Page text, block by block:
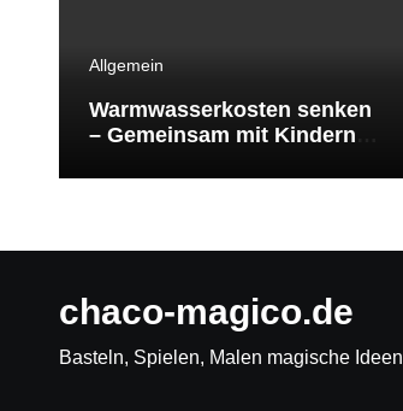
Allgemein
Warmwasserkosten senken
– Gemeinsam mit Kindern
chaco-magico.de
Basteln, Spielen, Malen magische Ideen